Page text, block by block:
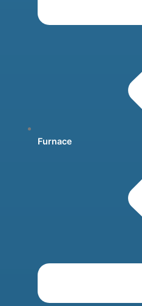
Furnace